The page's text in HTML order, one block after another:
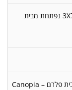
פרגולת אלומיניום Sierra Cabrio אפורה 3X7.4 נפתחת מבית